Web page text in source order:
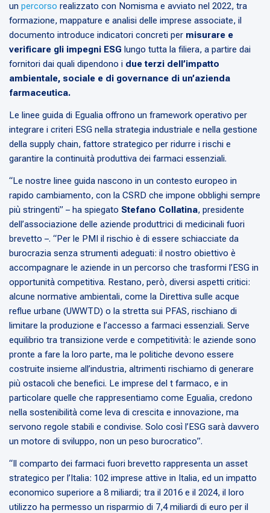
un percorso realizzato con Nomisma e avviato nel 2022, tra
formazione, mappature e analisi delle imprese associate, il
documento introduce indicatori concreti per misurare e
verificare gli impegni ESG lungo tutta la filiera, a partire dai
fornitori dai quali dipendono i due terzi dell’impatto
ambientale, sociale e di governance di un’azienda
farmaceutica.
Le linee guida di Egualia offrono un framework operativo per
integrare i criteri ESG nella strategia industriale e nella gestione
della supply chain, fattore strategico per ridurre i rischi e
garantire la continuità produttiva dei farmaci essenziali.
“Le nostre linee guida nascono in un contesto europeo in
rapido cambiamento, con la CSRD che impone obblighi sempre
più stringenti” – ha spiegato Stefano Collatina, presidente
dell’associazione delle aziende produttrici di medicinali fuori
brevetto –. “Per le PMI il rischio è di essere schiacciate da
burocrazia senza strumenti adeguati: il nostro obiettivo è
accompagnare le aziende in un percorso che trasformi l’ESG in
opportunità competitiva. Restano, però, diversi aspetti critici:
alcune normative ambientali, come la Direttiva sulle acque
reflue urbane (UWWTD) o la stretta sui PFAS, rischiano di
limitare la produzione e l’accesso a farmaci essenziali. Serve
equilibrio tra transizione verde e competitività: le aziende sono
pronte a fare la loro parte, ma le politiche devono essere
costruite insieme all’industria, altrimenti rischiamo di generare
più ostacoli che benefici. Le imprese del t farmaco, e in
particolare quelle che rappresentiamo come Egualia, credono
nella sostenibilità come leva di crescita e innovazione, ma
servono regole stabili e condivise. Solo così l’ESG sarà davvero
un motore di sviluppo, non un peso burocratico”.
“Il comparto dei farmaci fuori brevetto rappresenta un asset
strategico per l’Italia: 102 imprese attive in Italia, ed un impatto
economico superiore a 8 miliardi; tra il 2016 e il 2024, il loro
utilizzo ha permesso un risparmio di 7,4 miliardi di euro per il